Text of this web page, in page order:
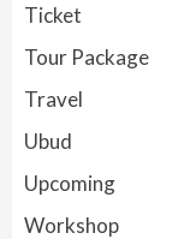
Ticket
Tour Package
Travel
Ubud
Upcoming
Workshop